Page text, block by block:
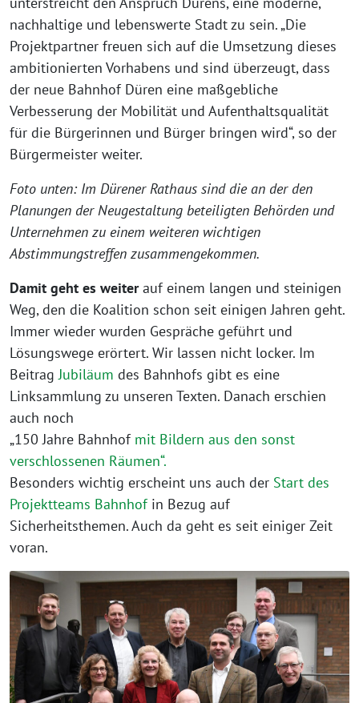
nachhaltige und lebenswerte Stadt zu sein. „Die
Projektpartner freuen sich auf die Umsetzung dieses
ambitionierten Vorhabens und sind überzeugt, dass
der neue Bahnhof Düren eine maßgebliche
Verbesserung der Mobilität und Aufenthaltsqualität
für die Bürgerinnen und Bürger bringen wird“, so der
Bürgermeister weiter.
Foto unten: Im Dürener Rathaus sind die an der den
Planungen der Neugestaltung beteiligten Behörden und
Unternehmen zu einem weiteren wichtigen
Abstimmungstreffen zusammengekommen.
Damit geht es weiterauf einem langen und steinigen
Weg, den die Koalition schon seit einigen Jahren geht.
Immer wieder wurden Gespräche geführt und
Lösungswege erörtert. Wir lassen nicht locker. Im
BeitragJubiläum des Bahnhofs gibt es eine
Linksammlung zu unseren Texten. Danach erschien
auch noch
„150 Jahre Bahnhof mit Bildern aus den sonst
verschlossenen Räumen“.
Besonders wichtig erscheint uns auch der Start des
Projektteams Bahnhofin Bezug auf
Sicherheitsthemen. Auch da geht es seit einiger Zeit
voran.